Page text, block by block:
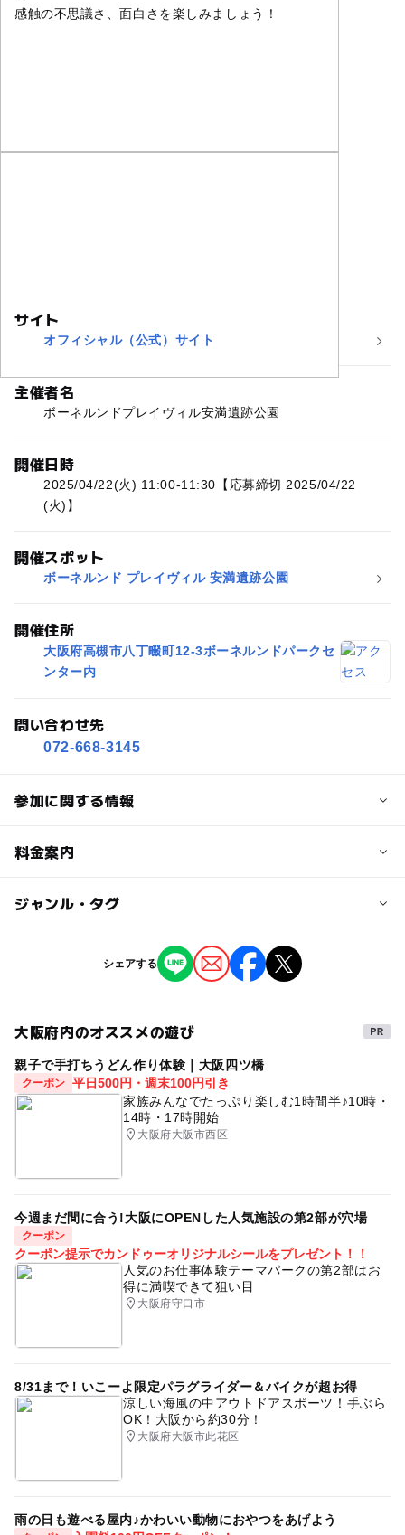
感触の不思議さ、面白さを楽しみましょう！
サイト
オフィシャル（公式）サイト
主催者名
ボーネルンドプレイヴィル安満遺跡公園
開催日時
2025/04/22(火) 11:00-11:30【応募締切 2025/04/22
(火)】
開催スポット
ボーネルンド プレイヴィル 安満遺跡公園
開催住所
大阪府高槻市八丁畷町12-3ボーネルンドパークセ
ンター内
問い合わせ先
072-668-3145
参加に関する情報
対象年齢
料金案内
子供の料金
子供の料金詳細
大人の料金
700円
※700円は入場料です。
ジャンル・タグ
タグ
ベビーイベント 赤ちゃん 室内
親子で参加 当日参加可 参加費無料
ベビーカー置き場あり 授乳室あり
シェアする
大阪府内のオススメの遊び
親子で手打ちうどん作り体験｜大阪四ツ橋
クーポン 平日500円・週末100円引き
家族みんなでたっぷり楽しむ1時間半♪10時・
14時・17時開始
大阪府大阪市西区
今週まだ間に合う!大阪にOPENした人気施設の第2部が穴場
クーポン
クーポン提示でカンドゥーオリジナルシールをプレゼント！！
人気のお仕事体験テーマパークの第2部はお
得に満喫できて狙い目
大阪府守口市
8/31まで！いこーよ限定パラグライダー＆バイクが超お得
涼しい海風の中アウトドアスポーツ！手ぶら
OK！大阪から約30分！
大阪府大阪市此花区
雨の日も遊べる屋内♪かわいい動物におやつをあげよう